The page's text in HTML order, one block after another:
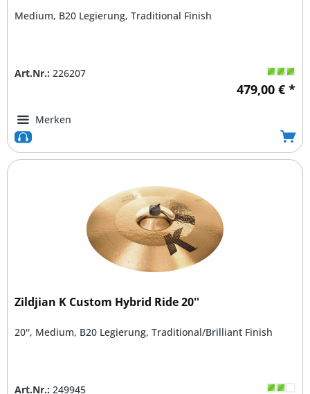
Medium, B20 Legierung, Traditional Finish
Art.Nr.: 226207
479,00 € *
Merken
Zildjian K Custom Hybrid Ride 20''
20'', Medium, B20 Legierung, Traditional/Brilliant Finish
Art.Nr.: 249945